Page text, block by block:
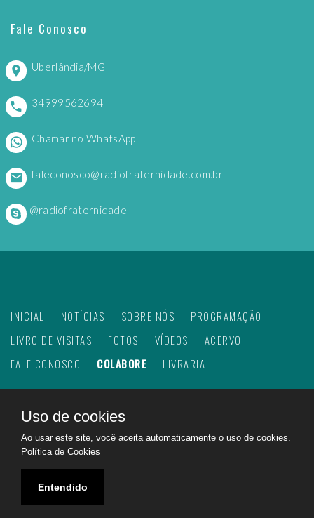
Fale Conosco
Uberlândia/MG
34999562694
Chamar no WhatsApp
faleconosco@radiofraternidade.com.br
@radiofraternidade
INICIAL NOTÍCIAS SOBRE NÓS
PROGRAMAÇÃO
LIVRO DE VISITAS
FOTOS VÍDEOS
ACERVO
FALE CONOSCO
COLABORE LIVRARIA
2026Web Rádio Fraternidade. Todos os direitos
reservados.
Feito com
no Brasil para todo o mundo!
Ajudando a construir um mundo melhor!
Uso de cookies
Ao usar este site, você aceita automaticamente o uso de cookies.
Política de Cookies
Entendido